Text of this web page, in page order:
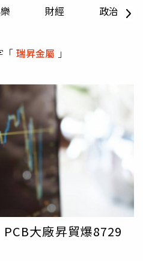
財經 政治
「 瑞昇金屬 」
大廠昇貿爆8729